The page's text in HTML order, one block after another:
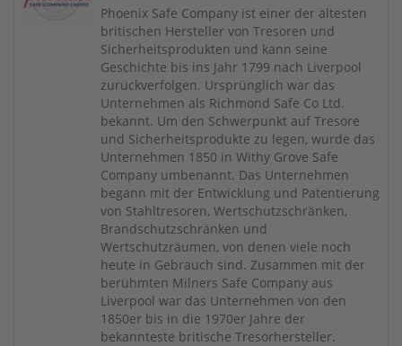
Produkte
Versicherungssummen
Phoenix Safe Company ist einer der ältesten
britischen Hersteller von Tresoren und
Sicherheitsprodukten und kann seine
Geschichte bis ins Jahr 1799 nach Liverpool
zurückverfolgen. Ursprünglich war das
Unternehmen als Richmond Safe Co Ltd.
bekannt. Um den Schwerpunkt auf Tresore
und Sicherheitsprodukte zu legen, wurde das
Unternehmen 1850 in Withy Grove Safe
Company umbenannt. Das Unternehmen
begann mit der Entwicklung und Patentierung
von Stahltresoren, Wertschutzschränken,
Brandschutzschränken und
Wertschutzräumen, von denen viele noch
heute in Gebrauch sind. Zusammen mit der
berühmten Milners Safe Company aus
Liverpool war das Unternehmen von den
1850er bis in die 1970er Jahre der
bekannteste britische Tresorhersteller.